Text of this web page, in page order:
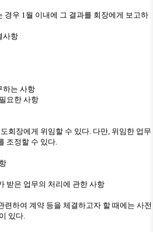
경우 1월 이내에 그 결과를 회장에게 보고하
사항
하는 사항
요한 사항
회장에게 위임할 수 있다. 다만, 위임한 업무
조정할 수 있다.
받은 업무의 처리에 관한 사항
련하여 계약 등을 체결하고자 할 때에는 사전
있다.